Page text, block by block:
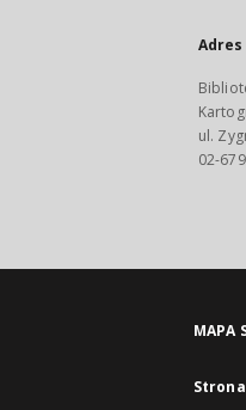
Adres
ul.
02-
MAPA